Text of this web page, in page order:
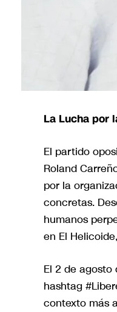
La Lucha por
El partido
Roland
por la
concretas.
humanos
en El
El 2 de
hashtag
contexto más